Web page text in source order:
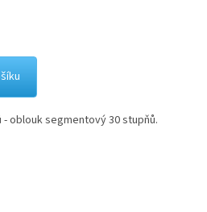
oblouk segmentový 30 stupňů.